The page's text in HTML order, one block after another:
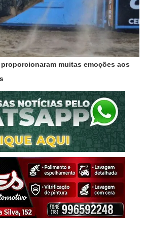
muitas emoções aos